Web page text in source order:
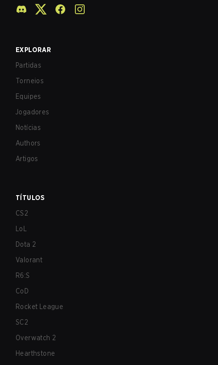
EXPLORAR
Partidas
Torneios
Equipes
Jogadores
Notícias
Authors
Artigos
TÍTULOS
CS2
LoL
Dota 2
Valorant
R6:S
CoD
Rocket League
SC2
Overwatch 2
Hearthstone